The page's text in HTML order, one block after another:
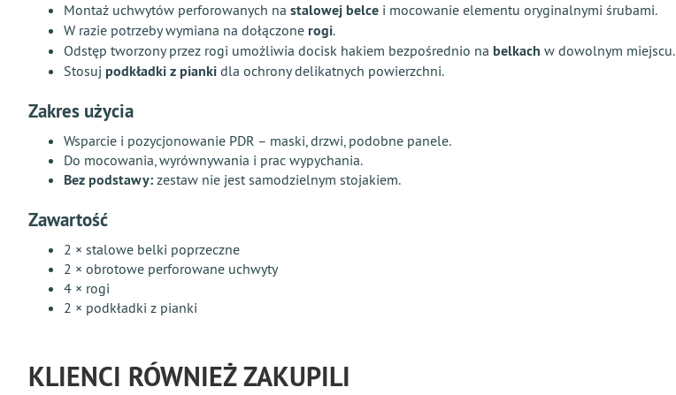
Montaż uchwytów perforowanych na stalowej belce i mocowanie elementu oryginalnymi śrubami.
W razie potrzeby wymiana na dołączone rogi.
Odstęp tworzony przez rogi umożliwia docisk hakiem bezpośrednio na belkach w dowolnym miejscu.
Stosuj podkładki z pianki dla ochrony delikatnych powierzchni.
Zakres użycia
Wsparcie i pozycjonowanie PDR – maski, drzwi, podobne panele.
Do mocowania, wyrównywania i prac wypychania.
Bez podstawy: zestaw nie jest samodzielnym stojakiem.
Zawartość
2 × stalowe belki poprzeczne
2 × obrotowe perforowane uchwyty
4 × rogi
2 × podkładki z pianki
KLIENCI RÓWNIEŻ ZAKUPILI